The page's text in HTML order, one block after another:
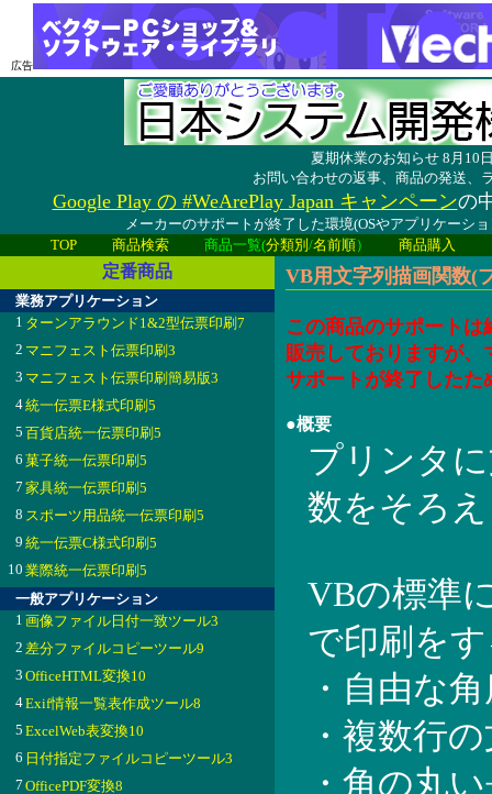
広告
夏期休業のお知らせ 8月10
お問い合わせの返事、商品の発送、
Google Play の #WeArePlay Japan キャンペーンの
メーカーのサポートが終了した環境(OSやアプリケーシ
TOP
商品検索 商品一覧(分類別 /名前順） 商品購入
定番商品
業務アプリケーション
1 ターンアラウンド1&2型伝票印刷7
2 マニフェスト伝票印刷3
3 マニフェスト伝票印刷簡易版3
4統一伝票E様式印刷5
5 百貨店統一伝票印刷5
6 菓子統一伝票印刷5
7 家具統一伝票印刷5
8 スポーツ用品統一伝票印刷5
9 統一伝票C様式印刷5
10 業際統一伝票印刷5
一般アプリケーション
1 画像ファイル日付一致ツール3
2 差分ファイルコピーツール9
3 OfficeHTML変換10
4Exif情報一覧表作成ツール8
5 ExcelWeb表変換10
6 日付指定ファイルコピーツール3
7 OfficePDF変換8
VB用文字列描画関数(
この商品のサポートは
販売しておりますが、
サポートが終了したた
●概要
プリンタ
数をそろ
VBの標準
で印刷を
・自由な
・複数行
・角の丸